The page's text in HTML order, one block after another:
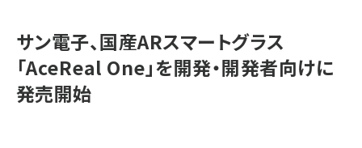
サン電子、国産ARスマートグラス
「AceReal One」を開発・開発者向けに
発売開始